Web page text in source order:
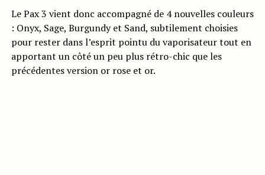
Le Pax 3 vient donc accompagné de 4 nouvelles couleurs
: Onyx, Sage, Burgundy et Sand, subtilement choisies
pour rester dans l’esprit pointu du vaporisateur tout en
apportant un côté un peu plus rétro-chic que les
précédentes version or rose et or.